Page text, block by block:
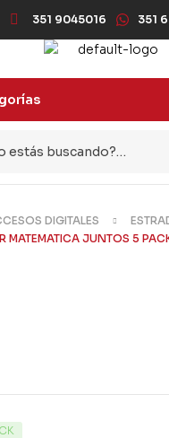
351 9045016 351
DIGITALES
MATEMATICA JUNTOS 5